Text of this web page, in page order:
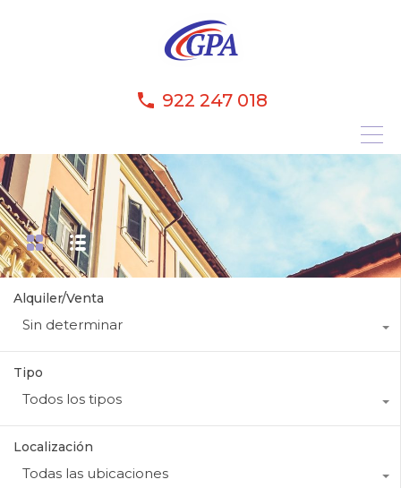
922 247 018
Alquiler/Venta
Sin determinar
Tipo
Todos los tipos
Localización
Todas las ubicaciones